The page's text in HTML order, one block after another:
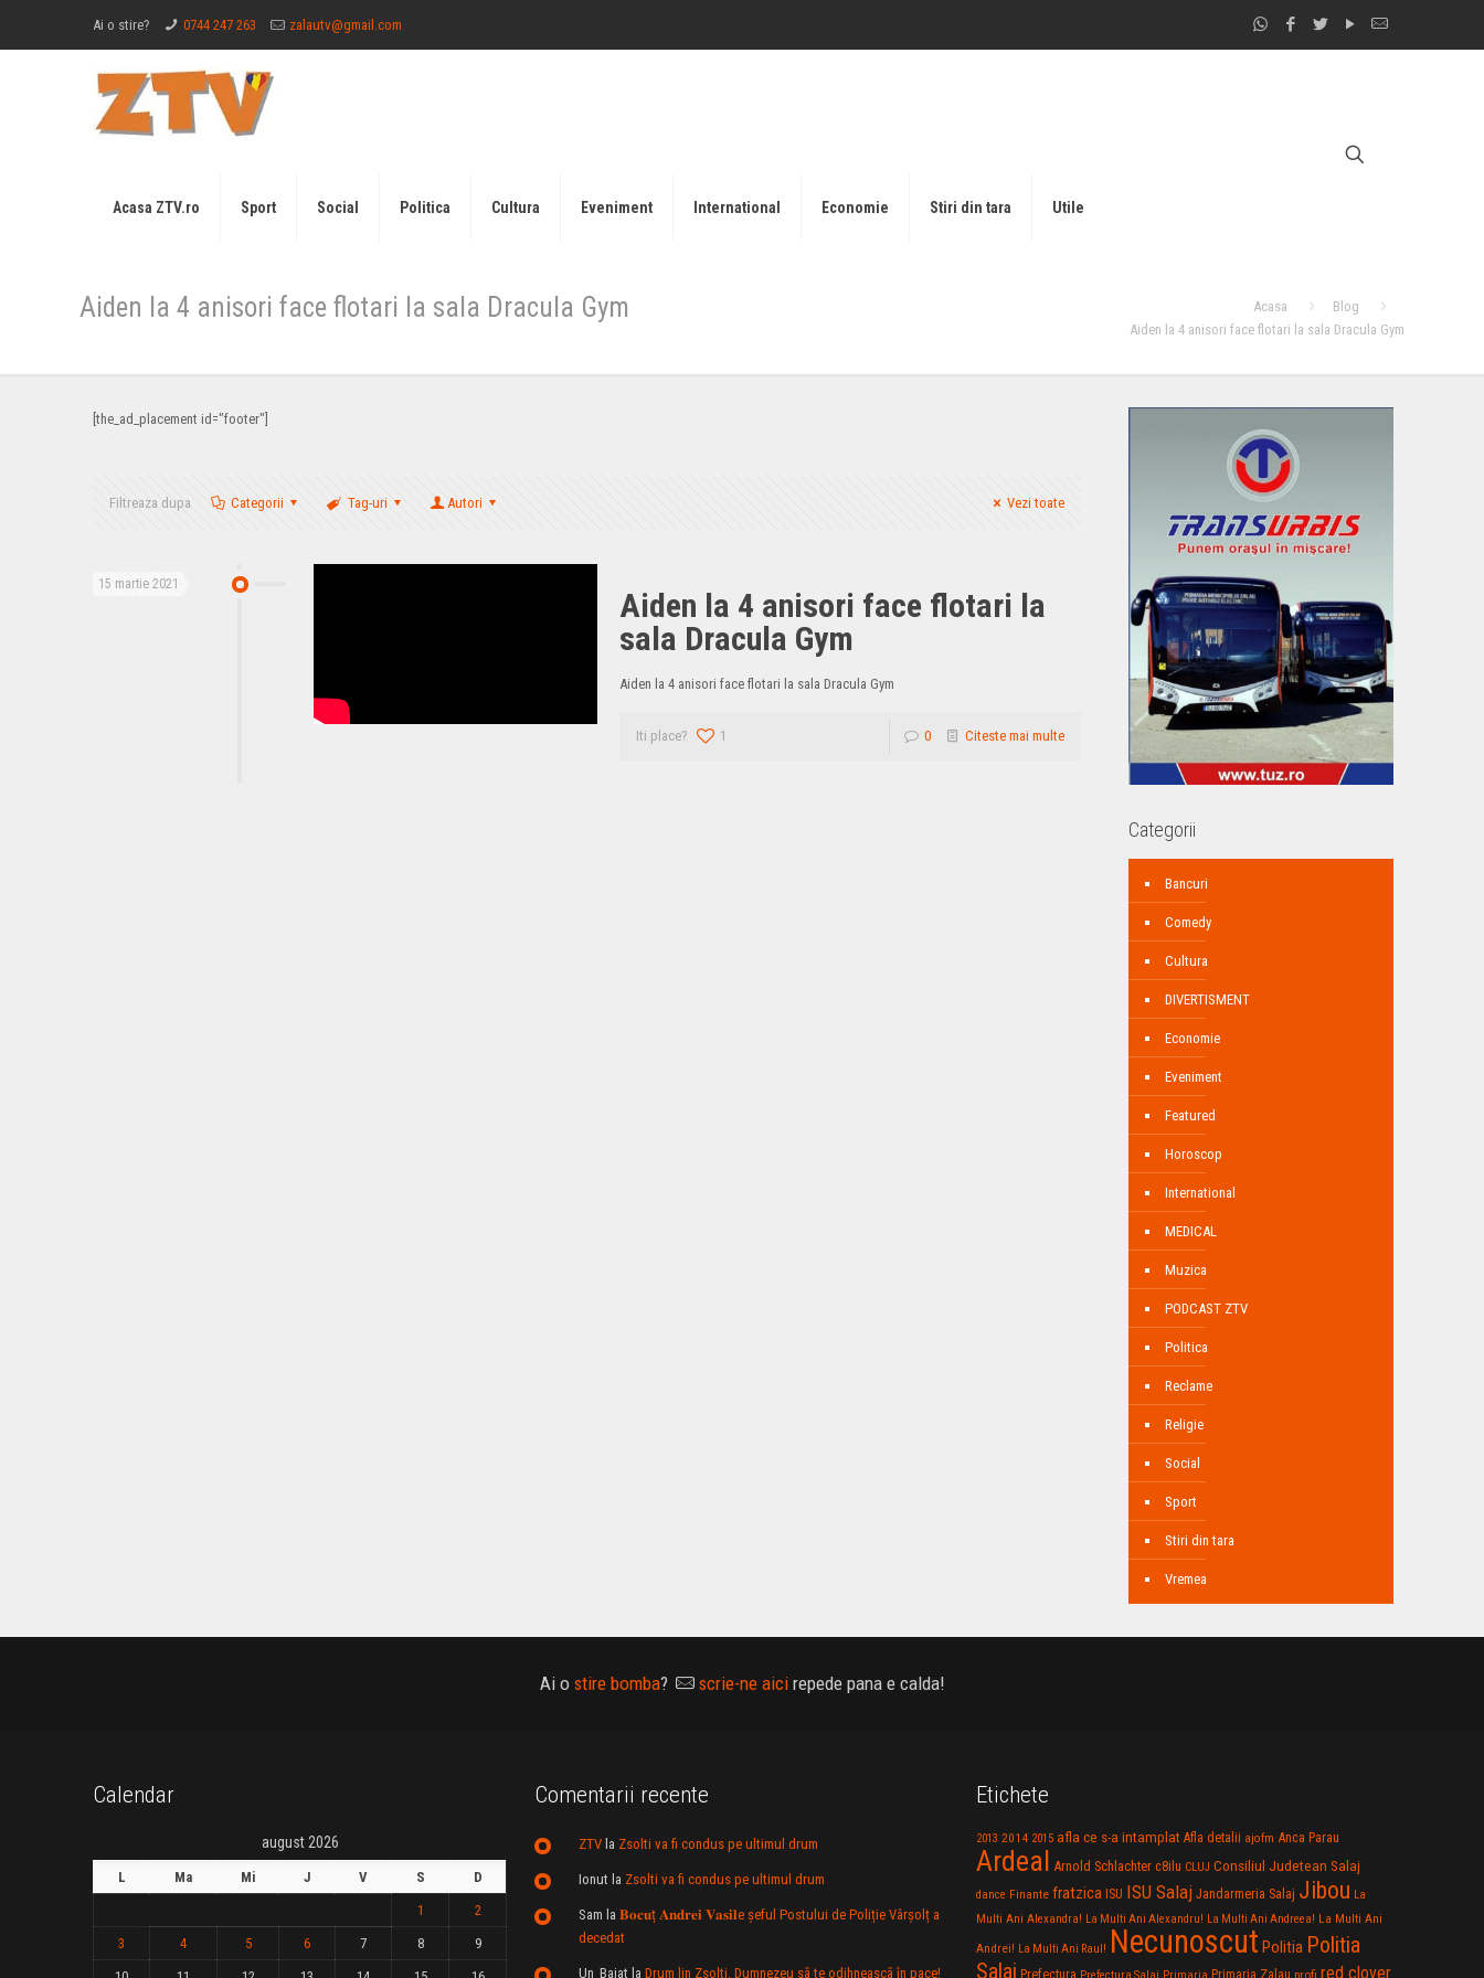
Ai o stire? 0744 247 263 zalautv@gmail.com
Acasa ZTV.ro Sport Social Politica Cultura Eveniment International Economie Stiri din tara Utile
Aiden la 4 anisori face flotari la sala Dracula Gym Acasa
Blog
Aiden la 4 anisori face flotari la sala Dracula Gym
[the_ad_placement id="footer"]
Filtreaza dupa Categorii Tag-uri Autori Vezi toate
15 martie 2021
Aiden la 4 anisori face flotari la
sala Dracula Gym
Aiden la 4 anisori face flotari la sala Dracula Gym
Iti place? 1 0 Citeste mai multe
Categorii
Bancuri
Comedy
Cultura
DIVERTISMENT
Economie
Eveniment
Featured
Horoscop
International
MEDICAL
Muzica
PODCAST ZTV
Politica
Reclame
Religie
Social
Sport
Stiri din tara
Vremea
Ai o stire bomba? scrie-ne aicirepede pana e calda!
Calendar
august 2026
L Ma Mi J V S
D
1
2
3
4 5 6 7 8
9
Comentarii recente
ZTVla Zsolti va fi condus pe ultimul drum
Ionut la Zsolti va fi condus pe ultimul drum
Sam la 𝐁𝐨𝐜𝐮ț 𝐀𝐧𝐝𝐫𝐞𝐢 𝐕𝐚𝐬𝐢𝐥e şeful Postului de Poliție Vârșolț a
decedat
Un_Baiat la Drum lin Zsolti. Dumnezeu sã te odihneascã în pace!
Etichete
2013 2014 2015 afla ce s-a intamplat Afla detalii ajofm Anca Parau
Ardeal Arnold Schlachter c8ilu CLUJ Consiliul Judetean Salaj
dance Finante fratzica ISU ISU Salaj Jandarmeria Salaj Jibou La
Multi Ani Alexandra! La Multi Ani Alexandru! La Multi Ani Andreea! La Multi Ani
Andrei! La Multi Ani Raul! Necunoscut Politia Politia
Salaj Prefectura Primaria Zalau profi red clover